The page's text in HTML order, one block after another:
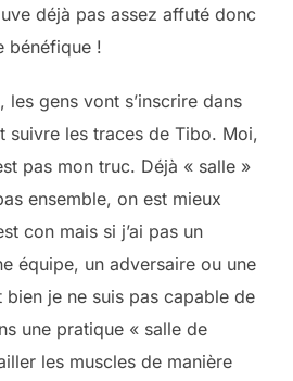
déjà pas assez affuté donc
bénéfique !
les gens vont s’inscrire dans
suivre les traces de Tibo. Moi,
pas mon truc. Déjà « salle »
ensemble, on est mieux
con mais si j’ai pas un
équipe, un adversaire ou une
je ne suis pas capable de
une pratique « salle de
les muscles de manière